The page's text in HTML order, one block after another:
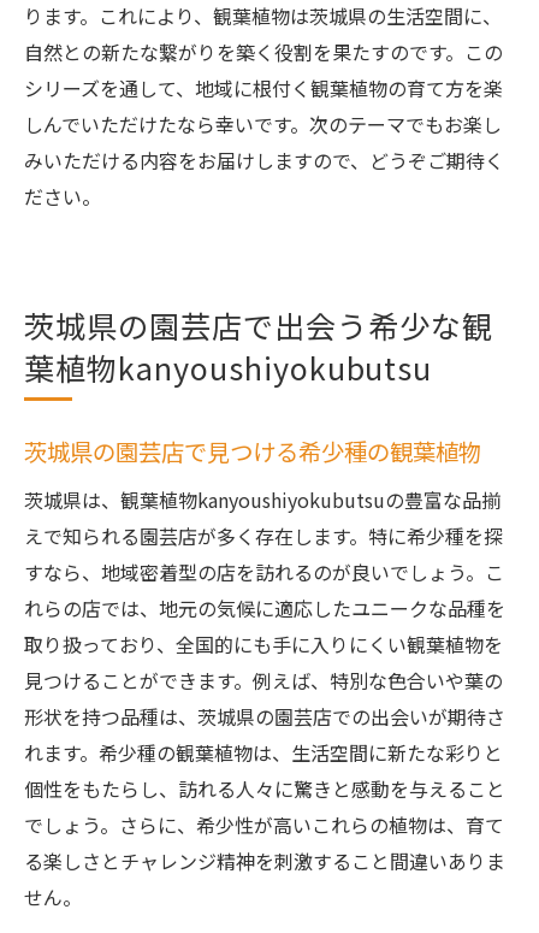
ります。これにより、観葉植物は茨城県の生活空間に、
自然との新たな繋がりを築く役割を果たすのです。この
シリーズを通して、地域に根付く観葉植物の育て方を楽
しんでいただけたなら幸いです。次のテーマでもお楽し
みいただける内容をお届けしますので、どうぞご期待く
ださい。
茨城県の園芸店で出会う希少な観
葉植物kanyoushiyokubutsu
茨城県の園芸店で見つける希少種の観葉植物
茨城県は、観葉植物kanyoushiyokubutsuの豊富な品揃
えで知られる園芸店が多く存在します。特に希少種を探
すなら、地域密着型の店を訪れるのが良いでしょう。こ
れらの店では、地元の気候に適応したユニークな品種を
取り扱っており、全国的にも手に入りにくい観葉植物を
見つけることができます。例えば、特別な色合いや葉の
形状を持つ品種は、茨城県の園芸店での出会いが期待さ
れます。希少種の観葉植物は、生活空間に新たな彩りと
個性をもたらし、訪れる人々に驚きと感動を与えること
でしょう。さらに、希少性が高いこれらの植物は、育て
る楽しさとチャレンジ精神を刺激すること間違いありま
せん。